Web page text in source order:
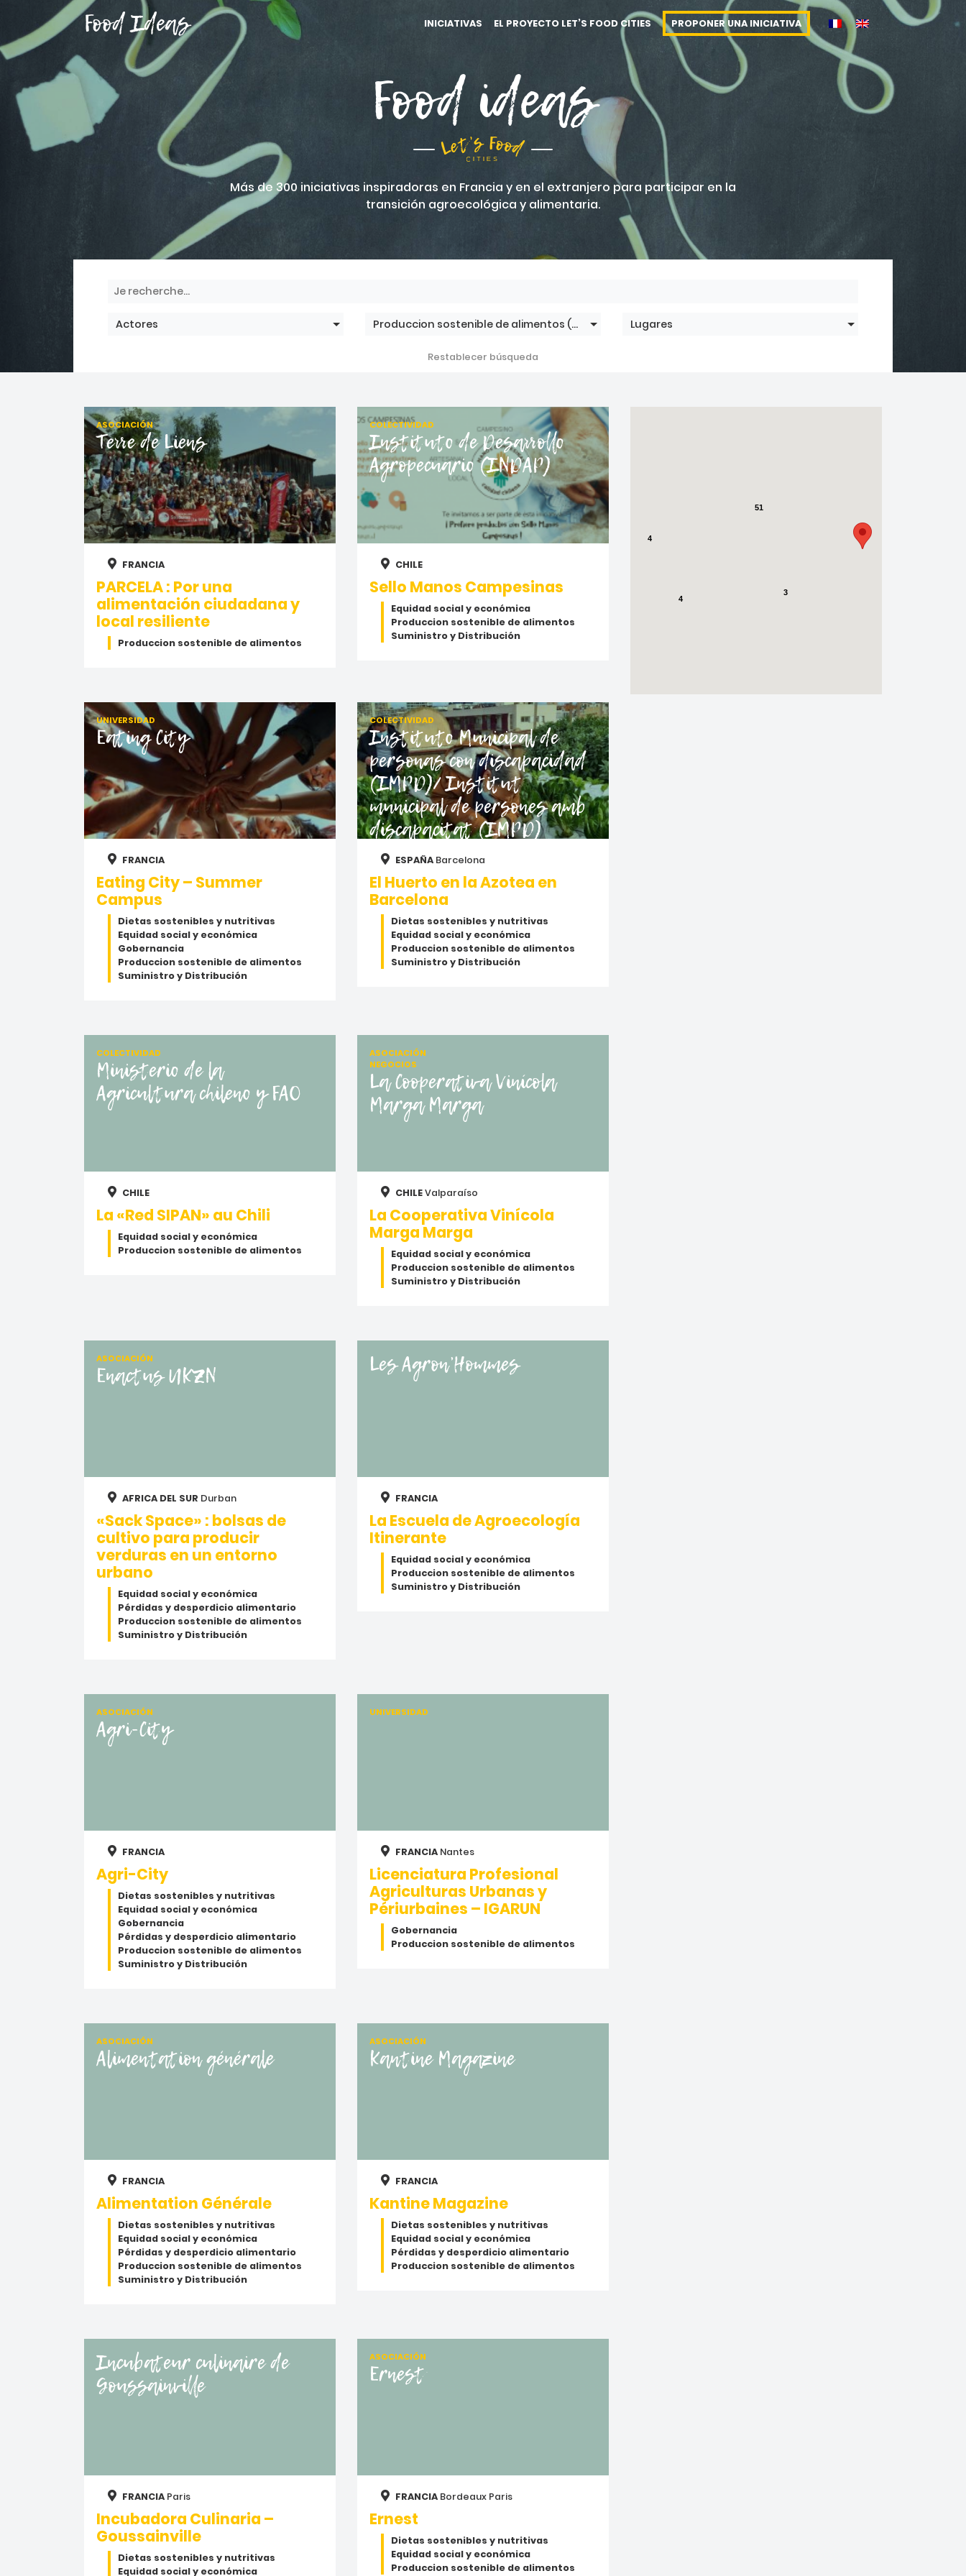
Food Ideas INICIATIVAS EL PROYECTO LET’S FOOD CITIES PROPONER UNA INICIATIVA
Food ideas
Más de 300 iniciativas inspiradoras en Francia y en el extranjero para participar en la
transición agroecológica y alimentaria.
Actores Produccion sostenible de alimentos (65) Lugares
Restablecer búsqueda
4
51
3
4
ASOCIACIÓN
Terre de Liens
FRANCIA
PARCELA : Por una
alimentación ciudadana y
local resiliente
Produccion sostenible de alimentos
COLECTIVIDAD
Instituto de Desarrollo
Agropecuario (INDAP)
CHILE
Sello Manos Campesinas
Equidad social y económica
Produccion sostenible de alimentos
Suministro y Distribución
UNIVERSIDAD
Eating City
FRANCIA
Eating City – Summer
Campus
Dietas sostenibles y nutritivas
Equidad social y económica
Gobernancia
Produccion sostenible de alimentos
Suministro y Distribución
COLECTIVIDAD
Instituto Municipal de
personas con discapacidad
(IMPD)/ Institut
municipal de persones amb
discapacitat (IMPD)
ESPAÑA Barcelona
El Huerto en la Azotea en
Barcelona
Dietas sostenibles y nutritivas
Equidad social y económica
Produccion sostenible de alimentos
Suministro y Distribución
COLECTIVIDAD
Ministerio de la
Agricultura chileno y FAO
CHILE
La «Red SIPAN» au Chili
Equidad social y económica
Produccion sostenible de alimentos
ASOCIACIÓN
NEGOCIOS
La Cooperativa Vinícola
Marga Marga
CHILEValparaíso
La Cooperativa Vinícola
Marga Marga
Equidad social y económica
Produccion sostenible de alimentos
Suministro y Distribución
ASOCIACIÓN
Enactus UKZN
AFRICA DEL SUR Durban
«Sack Space» : bolsas de
cultivo para producir
verduras en un entorno
urbano
Equidad social y económica
Pérdidas y desperdicio alimentario
Produccion sostenible de alimentos
Suministro y Distribución
Les Agron’Hommes
FRANCIA
La Escuela de Agroecología
Itinerante
Equidad social y económica
Produccion sostenible de alimentos
Suministro y Distribución
ASOCIACIÓN
Agri-City
FRANCIA
Agri-City
Dietas sostenibles y nutritivas
Equidad social y económica
Gobernancia
Pérdidas y desperdicio alimentario
Produccion sostenible de alimentos
Suministro y Distribución
UNIVERSIDAD
FRANCIA Nantes
Licenciatura Profesional
Agriculturas Urbanas y
Périurbaines – IGARUN
Gobernancia
Produccion sostenible de alimentos
ASOCIACIÓN
Alimentation générale
FRANCIA
Alimentation Générale
Dietas sostenibles y nutritivas
Equidad social y económica
Pérdidas y desperdicio alimentario
Produccion sostenible de alimentos
Suministro y Distribución
ASOCIACIÓN
Kantine Magazine
FRANCIA
Kantine Magazine
Dietas sostenibles y nutritivas
Equidad social y económica
Pérdidas y desperdicio alimentario
Produccion sostenible de alimentos
Incubateur culinaire de
Goussainville
FRANCIA Paris
Incubadora Culinaria –
Goussainville
Dietas sostenibles y nutritivas
Equidad social y económica
ASOCIACIÓN
Ernest
FRANCIA Bordeaux Paris
Ernest
Dietas sostenibles y nutritivas
Equidad social y económica
Produccion sostenible de alimentos